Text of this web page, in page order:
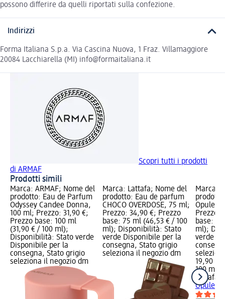
possono differire da quelli riportati sulla confezione.
Indirizzi
Forma Italiana S.p.a. Via Cascina Nuova, 1 Fraz. Villamaggiore
20084 Lacchiarella (MI) info@formaitaliana.it
Scopri tutti i prodotti
di ARMAF
Prodotti simili
Marca: ARMAF; Nome del
prodotto: Eau de Parfum
Odyssey Candee Donna,
100 ml; Prezzo: 31,90 €;
Prezzo base: 100 ml
(31,90 € / 100 ml);
Disponibilità: Stato verde
Disponibile per la
consegna, Stato grigio
seleziona il negozio dm
Marca: Lattafa; Nome del
prodotto: Eau de parfum
CHOCO OVERDOSE, 75 ml;
Prezzo: 34,90 €; Prezzo
base: 75 ml (46,53 € / 100
ml); Disponibilità: Stato
verde Disponibile per la
consegna, Stato grigio
seleziona il negozio dm
Marca:
Opulent
Prezzo:
base:
ml);
verde
19,90 €
100 ml
Lattafa
Opulent